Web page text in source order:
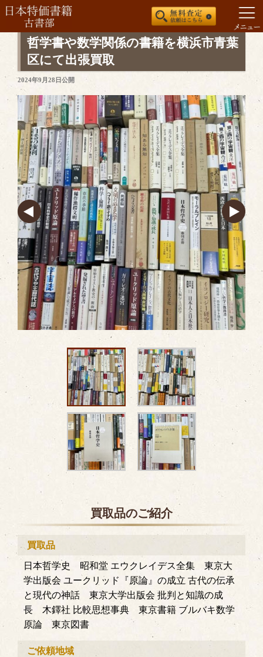
プ
哲学書や数学関係の書籍を横浜市青葉
区にて出張買取
投
稿
日:
2024年9月28日公開
買取品のご紹介
買取品
日本哲学史 昭和堂 エウクレイデス全集 東京大
学出版会 ユークリッド『原論』の成立 古代の伝承
と現代の神話 東京大学出版会 批判と知識の成
長 木鐸社 比較思想事典 東京書籍 ブルバキ数学
原論 東京図書
ご依頼地域